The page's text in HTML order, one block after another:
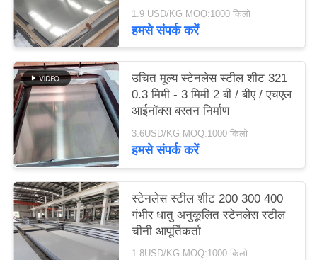
मिमी-2000 मिमी लंबाई
1.9 USD/KG MOQ:1000 किलो
हमसे संपर्क करें
उचित मूल्य स्टेनलेस स्टील शीट 321
0.3 मिमी - 3 मिमी 2 बी / बीए / एचएल
आईनॉक्स बरतन निर्माण
3.6USD/KG MOQ:1000 किलो
हमसे संपर्क करें
स्टेनलेस स्टील शीट 200 300 400
गंभीर धातु अनुकूलित स्टेनलेस स्टील
चीनी आपूर्तिकर्ता
1.8USD/KG MOQ:1000 किलो